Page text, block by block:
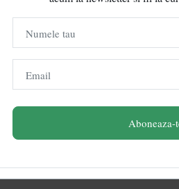
Numele tau
Email
Aboneaza-